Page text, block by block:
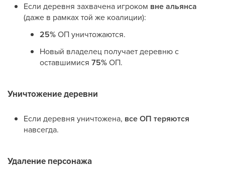
Если деревня захвачена игроком вне альянса
(даже в рамках той же коалиции):
25%ОП уничтожаются.
Новый владелец получает деревню с
оставшимися 75%ОП.
Уничтожение деревни
Если деревня уничтожена, все ОП теряются
навсегда.
Удаление персонажа